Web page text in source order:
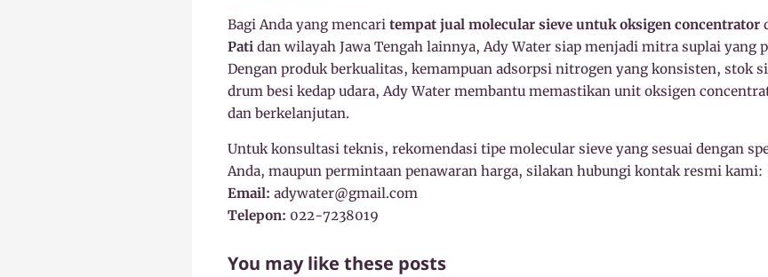
Bagi Anda yang mencari tempat jual molecular sieve untuk oksigen concentrator
Pati dan wilayah Jawa Tengah lainnya, Ady Water siap menjadi mitra suplai yang
Dengan produk berkualitas, kemampuan adsorpsi nitrogen yang konsisten, stok
drum besi kedap udara, Ady Water membantu memastikan unit oksigen
dan berkelanjutan.
Untuk konsultasi teknis, rekomendasi tipe molecular sieve yang sesuai dengan
Anda, maupun permintaan penawaran harga, silakan hubungi kontak resmi kami:
Email: adywater@gmail.com
Telepon: 022-7238019
You may like these posts